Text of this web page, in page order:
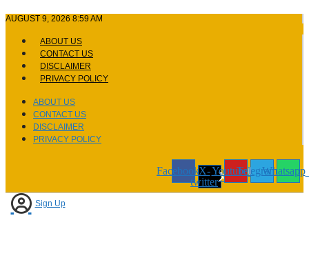
to
AUGUST 9, 2026 8:59 AM
ABOUT US
CONTACT US
DISCLAIMER
PRIVACY POLICY
ABOUT US
CONTACT US
DISCLAIMER
PRIVACY POLICY
FacebookX-
twitter
YoutubeTelegramWhatsapp
Sign Up